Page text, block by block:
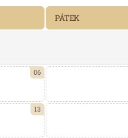
PÁTEK
06
13